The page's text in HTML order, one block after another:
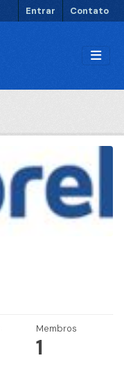
Entrar Contato
Membros
1